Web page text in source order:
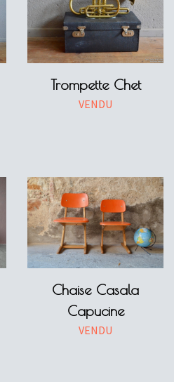
Trompette Chet
VENDU
Chaise Casala
Capucine
VENDU